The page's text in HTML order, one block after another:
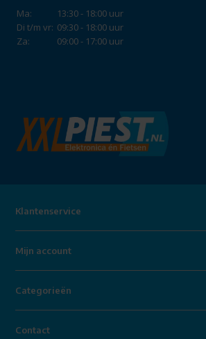
Ma:
13:30 - 18:00 uur
Di t/m vr: 09:30 - 18:00 uur
Za:
09:00 - 17:00 uur
Klantenservice
Mijn account
Categorieën
Contact